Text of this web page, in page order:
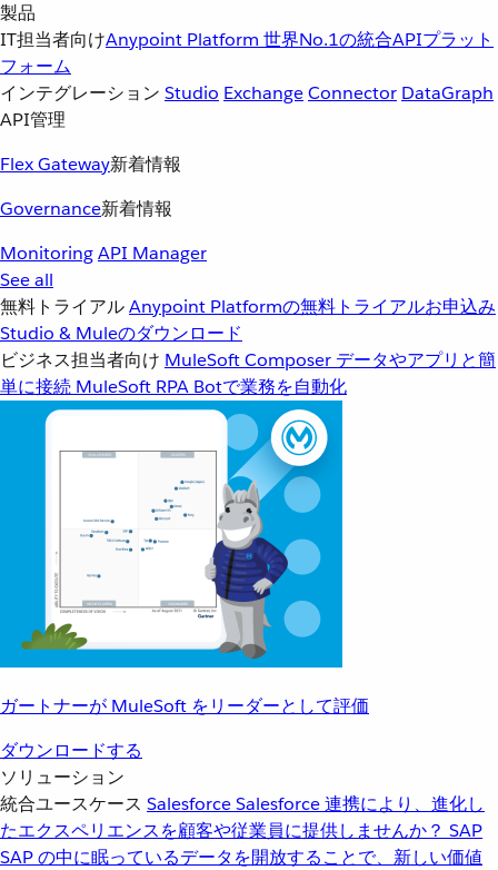
製品
IT担当者向けAnypoint Platform 世界No.1の統合APIプラット
フォーム
インテグレーション Studio ExchangeConnector DataGraph
API管理
Flex Gateway新着情報
Governance新着情報
MonitoringAPI Manager
See all
無料トライアルAnypoint Platformの無料トライアルお申込み
Studio & Muleのダウンロード
ビジネス担当者向け MuleSoft Composer データやアプリと簡
単に接続 MuleSoft RPA Botで業務を自動化
ガートナーが MuleSoft をリーダーとして評価
ダウンロードする
ソリューション
統合ユースケース SalesforceSalesforce 連携により、進化し
たエクスペリエンスを顧客や従業員に提供しませんか？ SAP
SAP の中に眠っているデータを開放することで、新しい価値